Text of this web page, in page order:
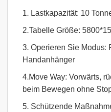
1. Lastkapazität: 10
2.Tabelle Größe:
3. Operieren Sie Modus:
Handanhänger
4.Move Way: Vorwärts,
beim Bewegen ohne
5. Schützende